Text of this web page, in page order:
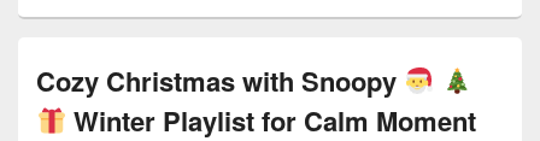
Cozy Christmas with Snoopy
Winter Playlist for Calm Moment